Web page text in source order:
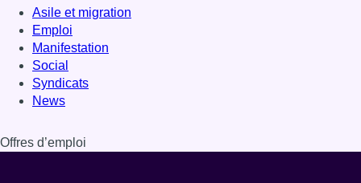
Asile et migration
Emploi
Manifestation
Social
Syndicats
News
Offres d’emploi